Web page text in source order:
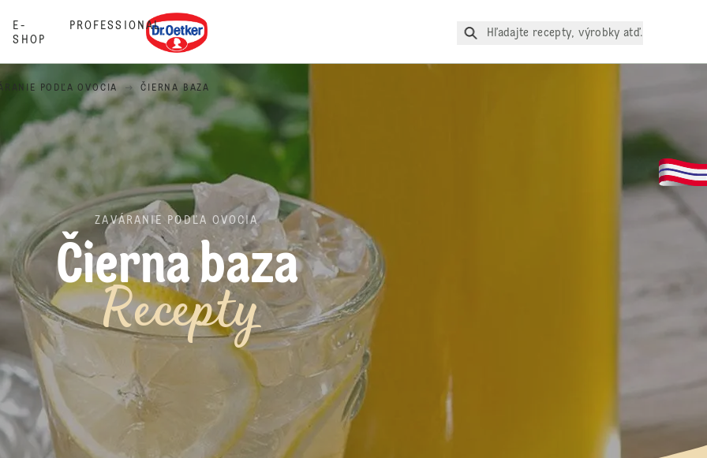
E-
SHOP
PROFESSIONAL Dr. Oetker
Hľadajte recepty, výrobky atď.
PODĽA OVOCIA ČIERNA BAZA
ZAVÁRANIE PODĽA OVOCIA
Čierna baza
Recepty